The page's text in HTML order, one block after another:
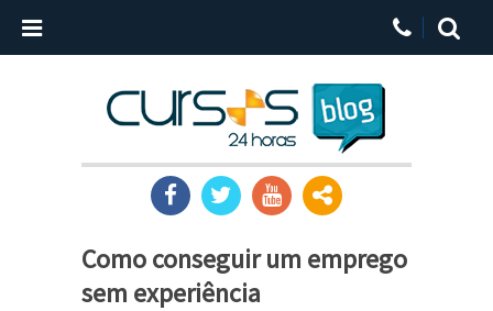
Como conseguir um emprego
sem experiência